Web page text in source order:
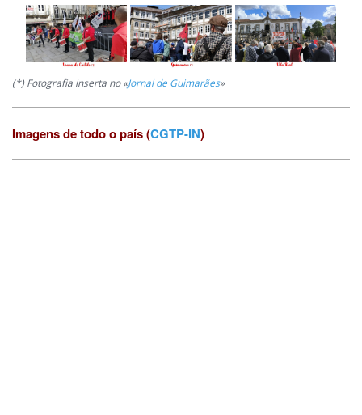
(*) Fotografia inserta no «Jornal de Guimarães»
Imagens de todo o país (CGTP-IN)